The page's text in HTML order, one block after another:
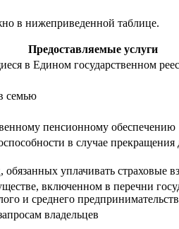
в нижеприведенной таблице.
Предоставляемые услуги
в Едином государственном
семью
пенсионному обеспечению
в случае прекращения
обязанных уплачивать
включенном в перечни
и среднего
владельцев